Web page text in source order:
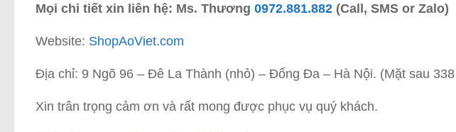
Mọi chi tiết xin liên hệ: Ms. Thương 0972.881.882 (Call, SMS or Zalo)
Website: ShopAoViet.com
Địa chỉ: 9 Ngõ 96 – Đê La Thành (nhỏ) – Đống Đa – Hà Nội. (Mặt sau
Xin trân trọng cảm ơn và rất mong được phục vụ quý khách.